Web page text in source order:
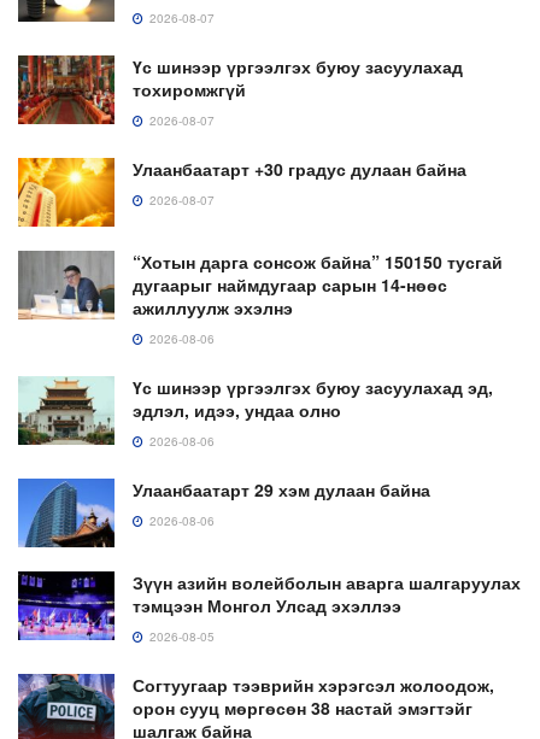
2026-08-07
Үс шинээр үргээлгэх буюу засуулахад
тохиромжгүй
2026-08-07
Улаанбаатарт +30 градус дулаан байна
2026-08-07
“Хотын дарга сонсож байна” 150150 тусгай
дугаарыг наймдугаар сарын 14-нөөс
ажиллуулж эхэлнэ
2026-08-06
Үс шинээр үргээлгэх буюу засуулахад эд,
эдлэл, идээ, ундаа олно
2026-08-06
Улаанбаатарт 29 хэм дулаан байна
2026-08-06
Зүүн азийн волейболын аварга шалгаруулах
тэмцээн Монгол Улсад эхэллээ
2026-08-05
Согтуугаар тээврийн хэрэгсэл жолоодож,
орон сууц мөргөсөн 38 настай эмэгтэйг
шалгаж байна